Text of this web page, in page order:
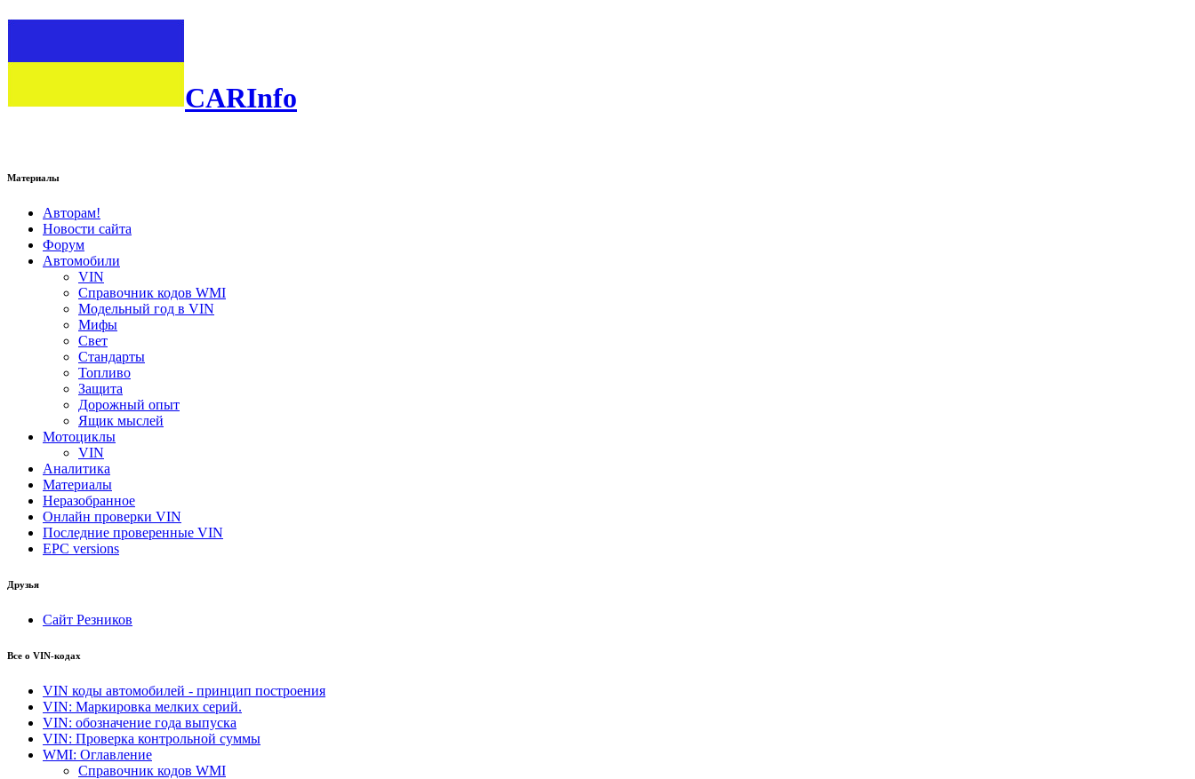
CARInfo
Материалы
Авторам!
Новости сайта
Форум
Автомобили
VIN
Справочник кодов WMI
Модельный год в VIN
Мифы
Свет
Стандарты
Топливо
Защита
Дорожный опыт
Ящик мыслей
Мотоциклы
VIN
Аналитика
Материалы
Неразобранное
Онлайн проверки VIN
Последние проверенные VIN
EPC versions
Друзья
Сайт Резников
Все о VIN-кодах
VIN коды автомобилей - принцип построения
VIN: Маркировка мелких серий.
VIN: обозначение года выпуска
VIN: Проверка контрольной суммы
WMI: Оглавление
Справочник кодов WMI